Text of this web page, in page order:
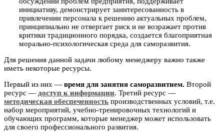
инициативу, демонстрирует заинтересованность в
привлечении персонала к решению актуальных проблем,
принципиально не отвергает риск и не возражает против
критики традиционного порядка, создается благоприятная
морально-психологическая среда для саморазвития.
Для решения данной задачи любому менеджеру важно также
иметь некоторые ресурсы.
Первый из них — время для занятия саморазвитием. Второй
ресурс — доступ к информации. Третий ресурс —
методическая обеспеченность производственных условий, т.е.
набор мероприятий, учебно-тренировочных технологий и
обучающих программ, которые менеджер может использовать
для своего профессионального развития.